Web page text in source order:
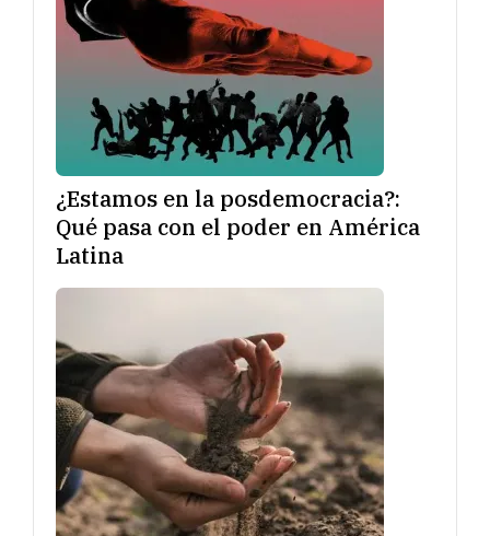
¿Estamos en la posdemocracia?:
Qué pasa con el poder en América
Latina